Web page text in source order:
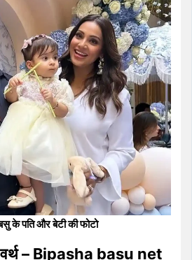
बसु के पति और बेटी की फोटो
वर्थ – Bipasha basu net